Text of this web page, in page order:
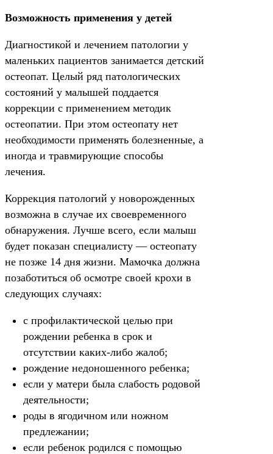
Возможность применения у детей
Диагностикой и лечением патологии у
маленьких пациентов занимается детский
остеопат. Целый ряд патологических
состояний у малышей поддается
коррекции с применением методик
остеопатии. При этом остеопату нет
необходимости применять болезненные, а
иногда и травмирующие способы
лечения.
Коррекция патологий у новорожденных
возможна в случае их своевременного
обнаружения. Лучше всего, если малыш
будет показан специалисту — остеопату
не позже 14 дня жизни. Мамочка должна
позаботиться об осмотре своей крохи в
следующих случаях:
с профилактической целью при
рождении ребенка в срок и
отсутствии каких-либо жалоб;
рождение недоношенного ребенка;
если у матери была слабость родовой
деятельности;
роды в ягодичном или ножном
предлежании;
если ребенок родился с помощью